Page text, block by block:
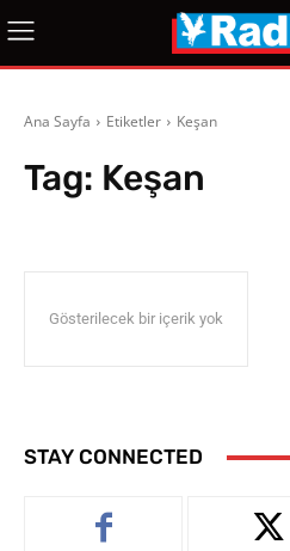
Ana Sayfa Etiketler Keşan
Tag: Keşan
Gösterilecek bir içerik yok
STAY CONNECTED